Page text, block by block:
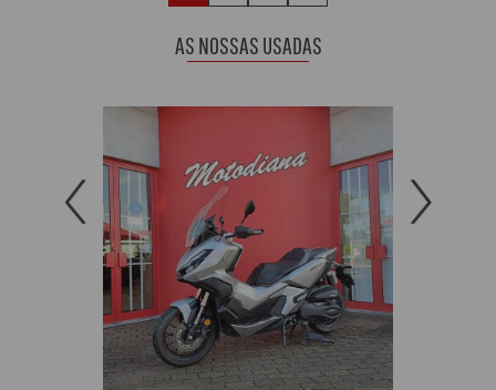
AS NOSSAS USADAS
Previous Next